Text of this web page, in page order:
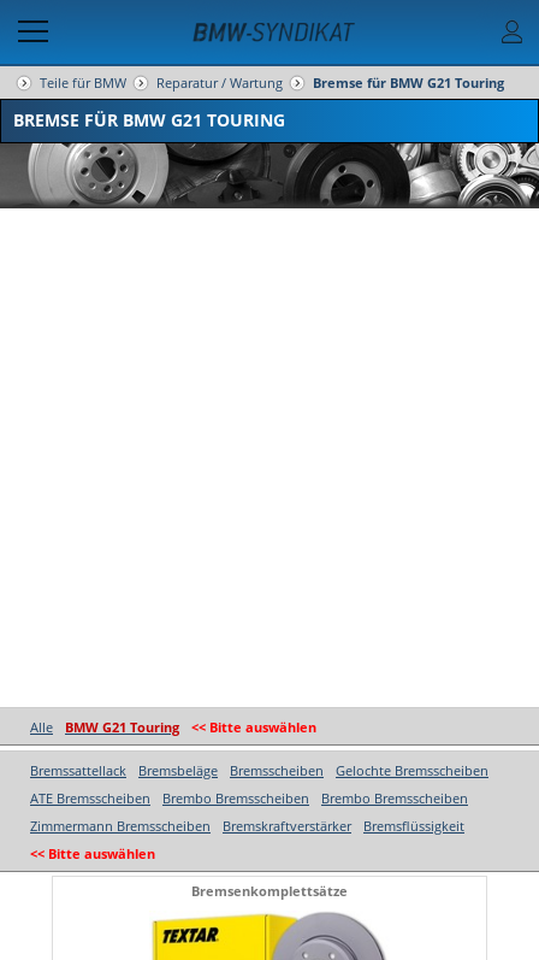
Teile für BMW Reparatur / Wartung Bremse für BMW G21 Touring
BREMSE FÜR BMW G21 TOURING
Alle BMW G21 Touring << Bitte auswählen
Bremssattellack Bremsbeläge Bremsscheiben
Gelochte Bremsscheiben
ATE Bremsscheiben
Brembo Bremsscheiben
Brembo Bremsscheiben
Zimmermann Bremsscheiben
Bremskraftverstärker
Bremsflüssigkeit
<< Bitte auswählen
Bremsenkomplettsätze